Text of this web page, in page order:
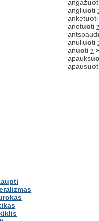
angažuo
angliuoti
anketuo
anotuoti?
antspaud
anuliuoti
anuoti?
apauks
apausuo